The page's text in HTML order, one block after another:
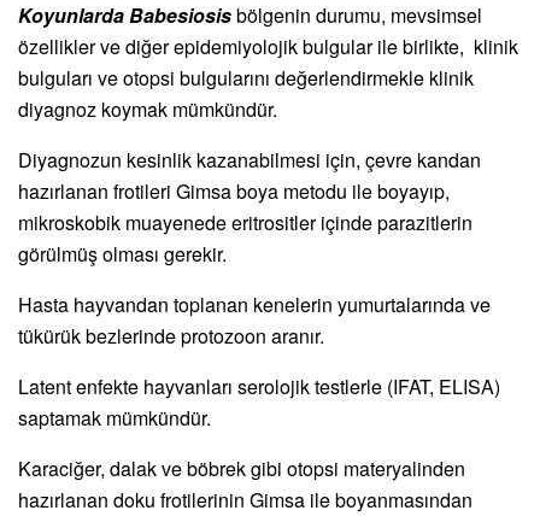
Koyunlarda Babesiosisbölgenin durumu, mevsimsel
özellikler ve diğer epidemiyolojik bulgular ile birlikte, klinik
bulguları ve otopsi bulgularını değerlendirmekle klinik
diyagnoz koymak mümkündür.
Diyagnozun kesinlik kazanabilmesi için, çevre kandan
hazırlanan frotileri Gimsa boya metodu ile boyayıp,
mikroskobik muayenede eritrositler içinde parazitlerin
görülmüş olması gerekir.
Hasta hayvandan toplanan kenelerin yumurtalarında ve
tükürük bezlerinde protozoon aranır.
Latent enfekte hayvanları serolojik testlerle (IFAT, ELISA)
saptamak mümkündür.
Karaciğer, dalak ve böbrek gibi otopsi materyalinden
hazırlanan doku frotilerinin Gimsa ile boyanmasından